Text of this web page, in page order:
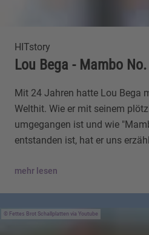
HITstory
Lou Bega - Mambo
Mit 24 Jahren hatte Lou Bega
Welthit. Wie er mit seinem
umgegangen ist und wie
entstanden ist, hat er uns
mehr lesen
Fettes Brot Schallplatten via Youtube